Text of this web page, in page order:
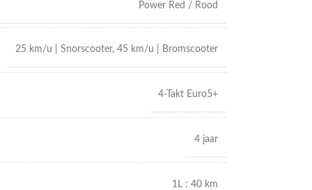
Power Red / Rood
25 km/u | Snorscooter, 45 km/u | Bromscooter
4-Takt Euro5+
4 jaar
1L : 40 km